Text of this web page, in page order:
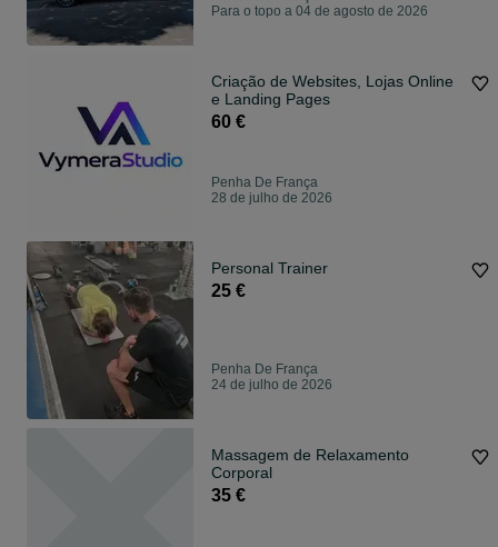
Para o topo a 04 de agosto de 2026
Criação de Websites, Lojas Online
e Landing Pages
60 €
Penha De França
28 de julho de 2026
Personal Trainer
25 €
Penha De França
24 de julho de 2026
Massagem de Relaxamento
Corporal
35 €